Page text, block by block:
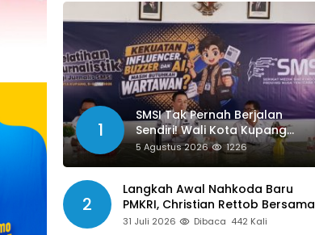
1
SMSI Tak Pernah Berjalan
Sendiri! Wali Kota Kupang
Siap Libatkan Jurnalis dalam
Publikasi Program Pemkot
5 Agustus 2026 1226
2
Langkah Awal Nahkoda Baru
PMKRI, Christian Rettob Bersama
DPC PMKRI Ruteng Temui Bupati
31 Juli 2026 Dibaca 442 Kali